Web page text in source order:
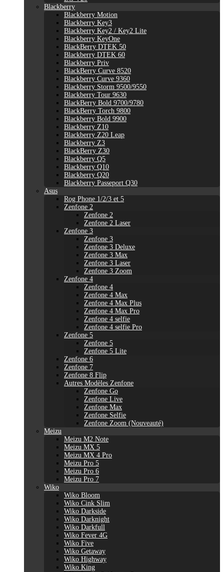
Blackberry
Blackberry Motion
Blackberry Key3
Blackberry Key2 / Key2 Lite
Blackberry KeyOne
BlackBerry DTEK 50
Blackberry DTEK 60
Blackberry Priv
BlackBerry Curve 8520
Blackberry Curve 9360
Blackberry Storm 9500/9550
Blackberry Tour 9630
BlackBerry Bold 9700/9780
BlackBerry Torch 9800
Blackberry Bold 9900
Blackberry Z10
Blackberry Z20 Leap
Blackberry Z3
BlackBerry Z30
Blackberry Q5
Blackberry Q10
Blackberry Q20
Blackberry Passeport Q30
Asus
Rog Phone 1/2/3 et 5
Zenfone 2
Zenfone 2
Zenfone 2 Laser
Zenfone 3
Zenfone 3
Zenfone 3 Deluxe
Zenfone 3 Max
Zenfone 3 Laser
Zenfone 3 Zoom
Zenfone 4
Zenfone 4
Zenfone 4 Max
Zenfone 4 Max Plus
Zenfone 4 Max Pro
Zenfone 4 selfie
Zenfone 4 selfie Pro
Zenfone 5
Zenfone 5
Zenfone 5 Lite
Zenfone 6
Zenfone 7
Zenfone 8 Flip
Autres Modèles Zenfone
Zenfone Go
Zenfone Live
Zenfone Max
Zenfone Selfie
Zenfone Zoom (Nouveauté)
Meizu
Meizu M2 Note
Meizu MX 5
Meizu MX 4 Pro
Meizu Pro 5
Meizu Pro 6
Meizu Pro 7
Wiko
Wiko Bloom
Wiko Cink Slim
Wiko Darkside
Wiko Darknight
Wiko Darkfull
Wiko Fever 4G
Wiko Five
Wiko Getaway
Wiko Highway
Wiko King